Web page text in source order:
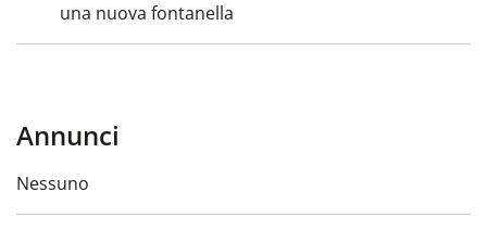
una nuova fontanella
Annunci
Nessuno